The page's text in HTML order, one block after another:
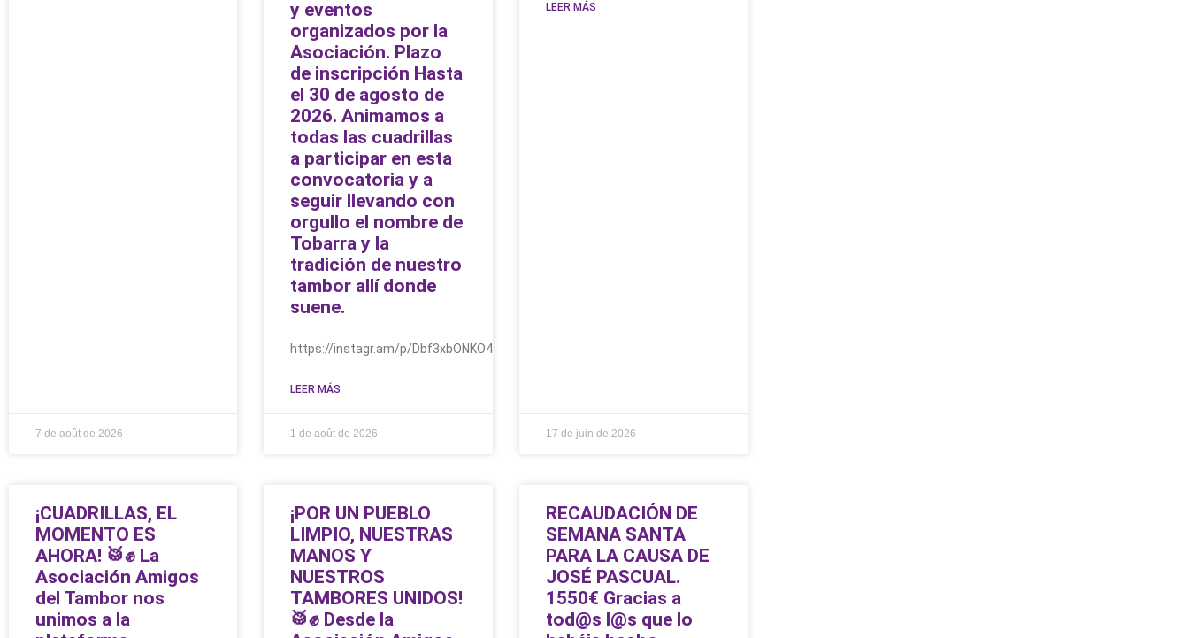
7 de août de 2026
y eventos
organizados por la
Asociación. Plazo
de inscripción Hasta
el 30 de agosto de
2026. Animamos a
todas las cuadrillas
a participar en esta
convocatoria y a
seguir llevando con
orgullo el nombre de
Tobarra y la
tradición de nuestro
tambor allí donde
suene.
https://instagr.am/p/Dbf3xbONKO4/
LEER MÁS
1 de août de 2026
LEER MÁS
17 de juin de 2026
¡CUADRILLAS, EL
MOMENTO ES
AHORA! 🥁✊ La
Asociación Amigos
del Tambor nos
unimos a la
¡POR UN PUEBLO
LIMPIO, NUESTRAS
MANOS Y
NUESTROS
TAMBORES UNIDOS!
🥁✊ Desde la
RECAUDACIÓN DE
SEMANA SANTA
PARA LA CAUSA DE
JOSÉ PASCUAL.
1550€ Gracias a
tod@s l@s que lo